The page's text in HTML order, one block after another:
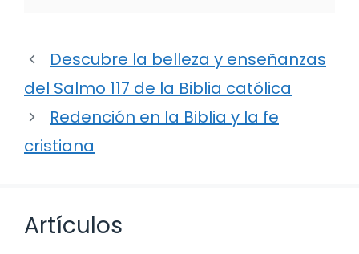
Descubre la belleza y enseñanzas
del Salmo 117 de la Biblia católica
Redención en la Biblia y la fe
cristiana
Artículos